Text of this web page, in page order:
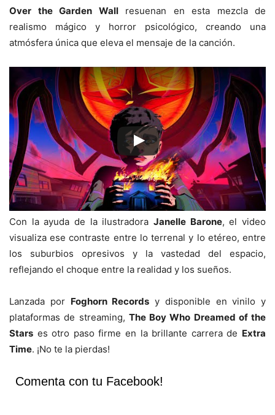
Over the Garden Wallresuenan en esta mezcla de
realismo mágico y horror psicológico, creando una
atmósfera única que eleva el mensaje de la canción.
Con la ayuda de la ilustradora Janelle Barone, el video
visualiza ese contraste entre lo terrenal y lo etéreo, entre
los suburbios opresivos y la vastedad del espacio,
reflejando el choque entre la realidad y los sueños.
Lanzada por Foghorn Records y disponible en vinilo y
plataformas de streaming, The Boy Who Dreamed of the
Stars es otro paso firme en la brillante carrera de Extra
Time. ¡No te la pierdas!
Comenta con tu Facebook!